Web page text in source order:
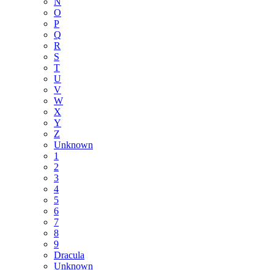
O
P
Q
R
S
T
U
V
W
X
Y
Z
Unknown
1
2
3
4
5
6
7
8
9
Dracula
Unknown